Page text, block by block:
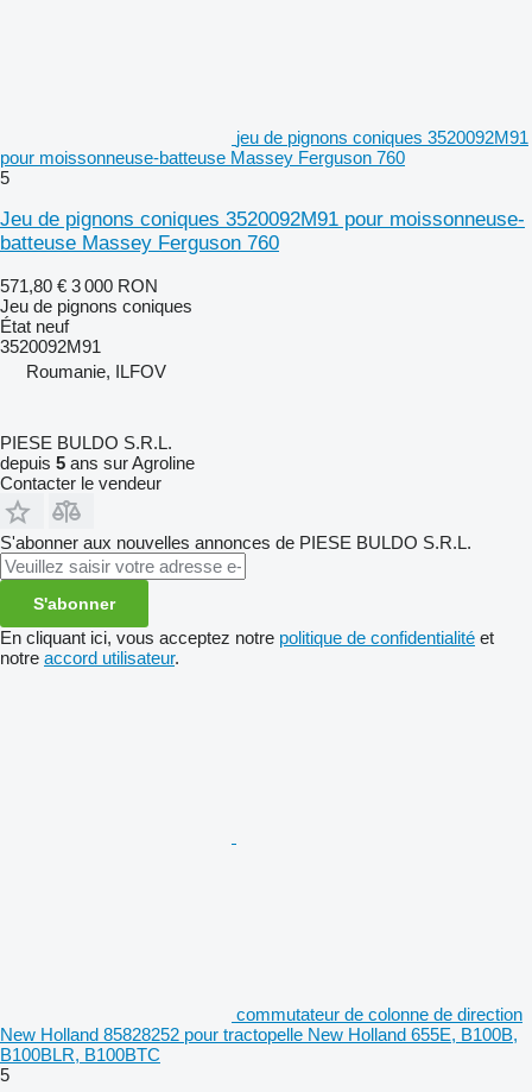
jeu de pignons coniques 3520092M91
pour moissonneuse-batteuse Massey Ferguson 760
5
Jeu de pignons coniques 3520092M91 pour moissonneuse-
batteuse Massey Ferguson 760
571,80 € 3 000 RON
Jeu de pignons coniques
État neuf
3520092M91
Roumanie, ILFOV
PIESE BULDO S.R.L.
depuis 5 ans sur Agroline
Contacter le vendeur
S'abonner aux nouvelles annonces de PIESE BULDO S.R.L.
S'abonner
En cliquant ici, vous acceptez notre politique de confidentialité et
notre accord utilisateur.
commutateur de colonne de direction
New Holland 85828252 pour tractopelle New Holland 655E, B100B,
B100BLR, B100BTC
5